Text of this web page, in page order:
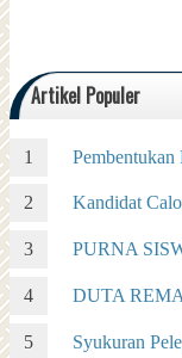
Artikel Populer
Kandidat
PURNA
DUTA
Syukuran